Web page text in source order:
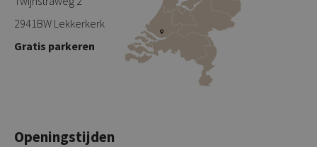
2941BW Lekkerkerk
Gratis parkeren
Openingstijden